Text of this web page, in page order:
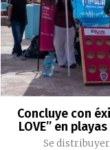
Concluye con
LOVE” en
Se